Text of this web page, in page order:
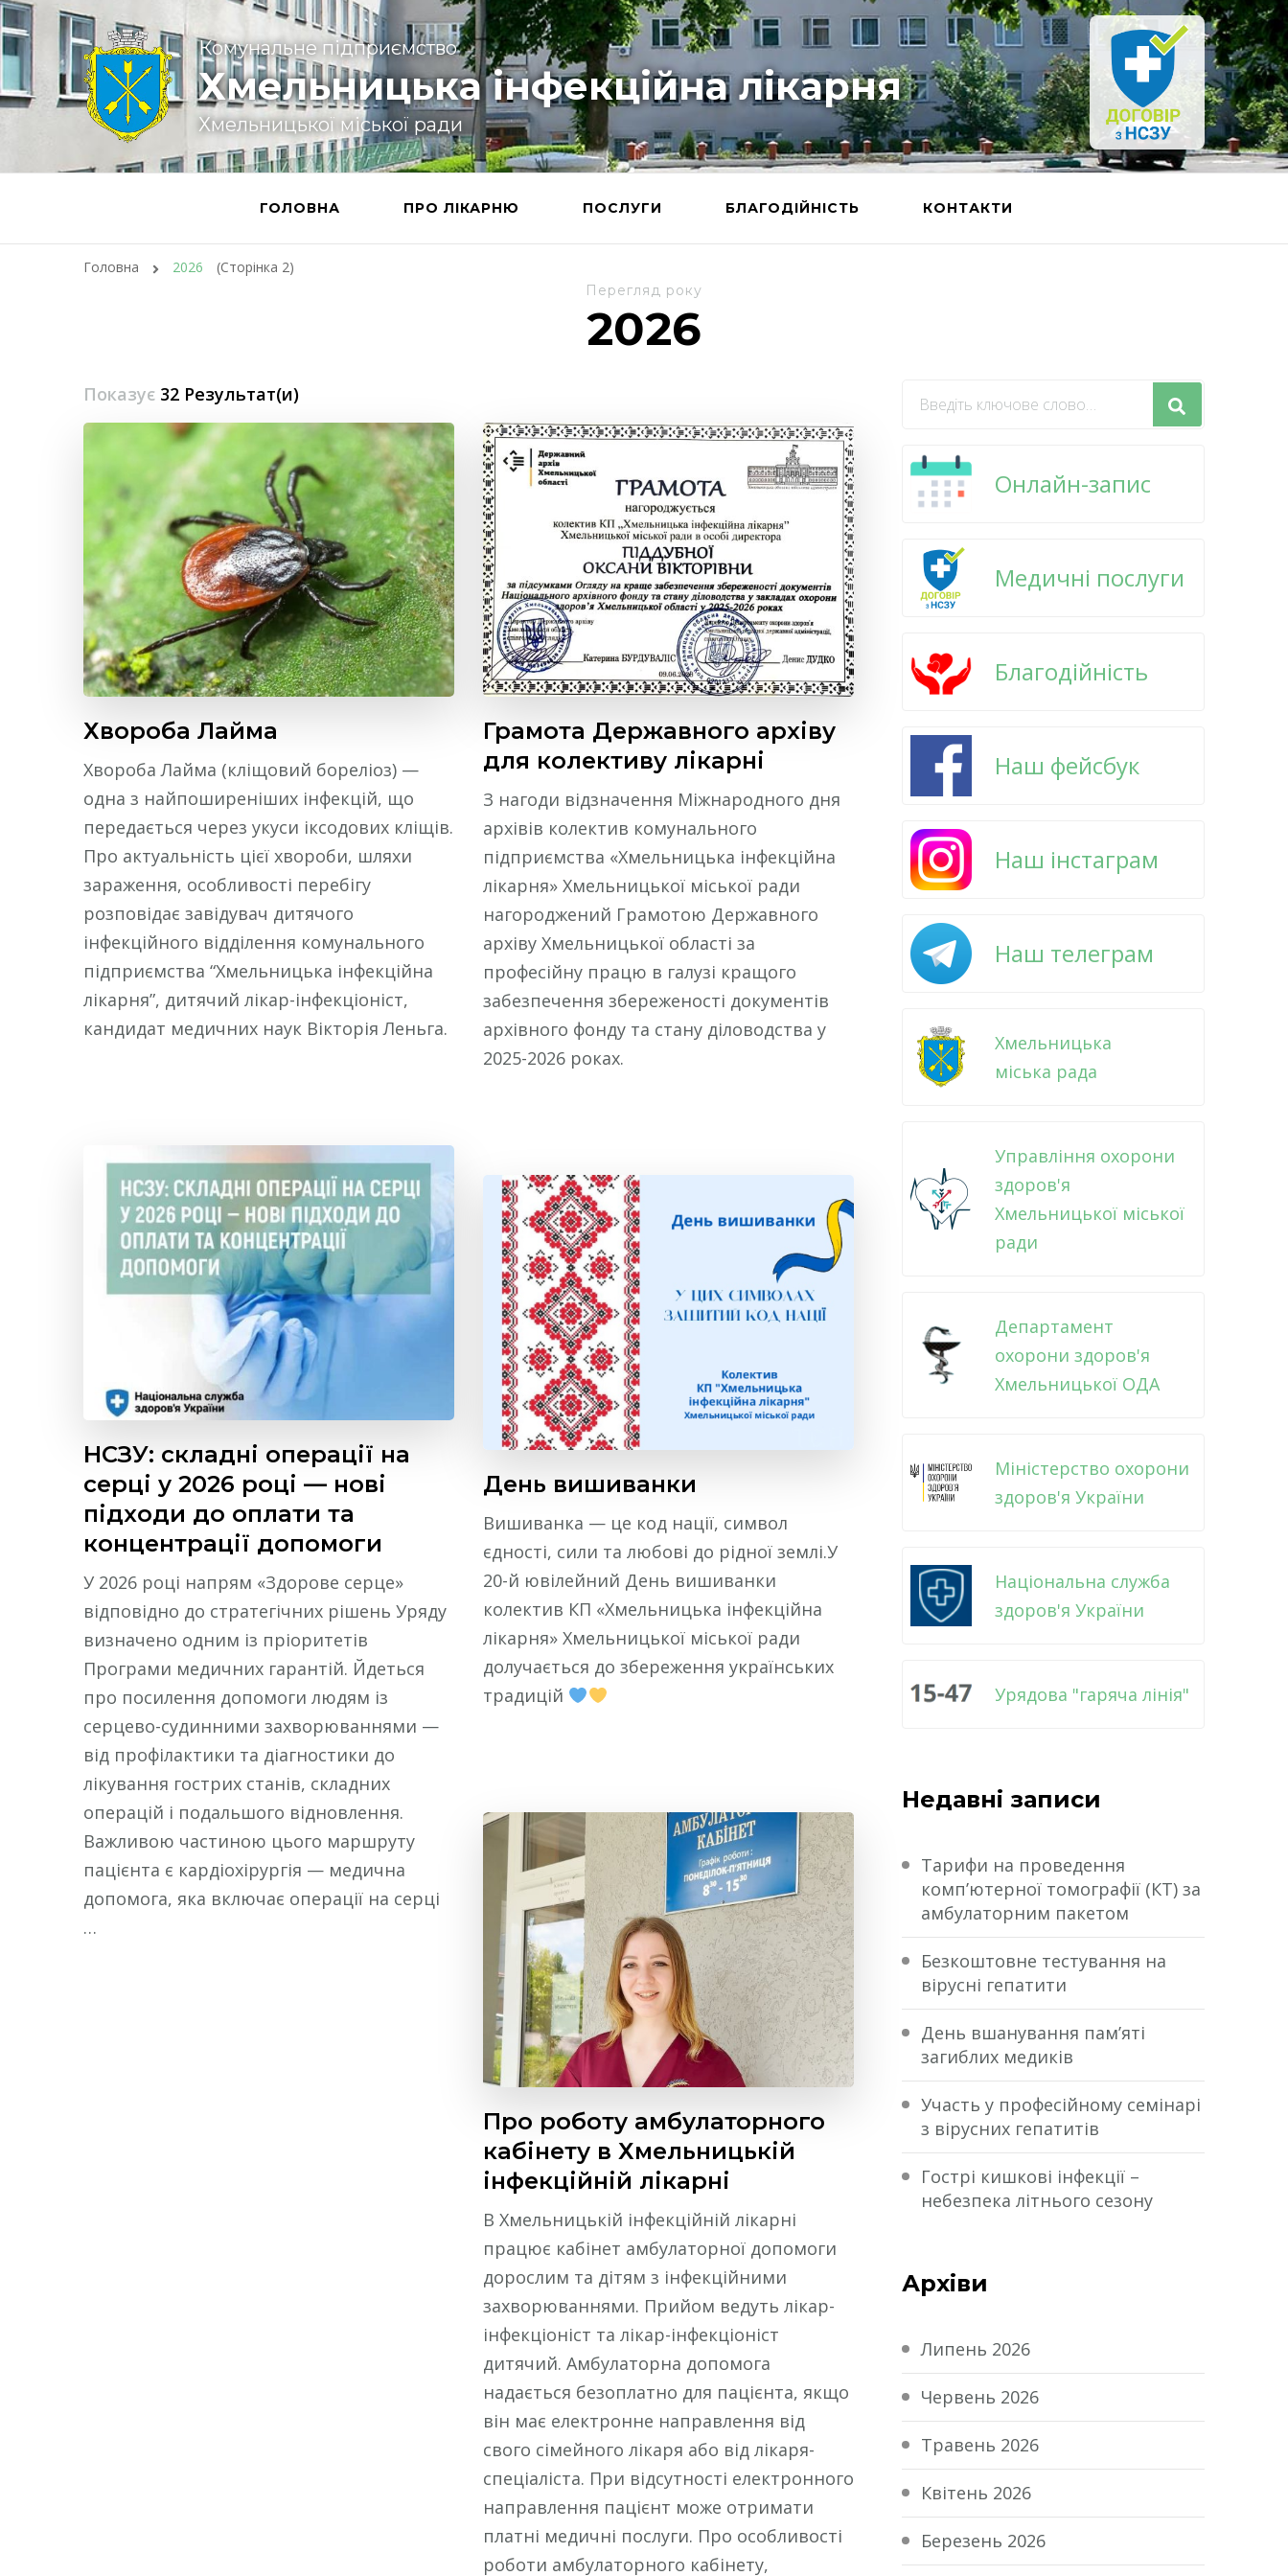
Комунальне підприємство
Хмельницька інфекційна лікарня
Хмельницької міської ради
ГОЛОВНА ПРО ЛІКАРНЮ ПОСЛУГИ БЛАГОДІЙНІСТЬ КОНТАКТИ
Головна 2026 (Сторінка 2)
Перегляд року
2026
Показує 32 Результат(и)
Хвороба Лайма
Хвороба Лайма (кліщовий бореліоз) —
одна з найпоширеніших інфекцій, що
передається через укуси іксодових кліщів.
Про актуальність цієї хвороби, шляхи
зараження, особливості перебігу
розповідає завідувач дитячого
інфекційного відділення комунального
підприємства “Хмельницька інфекційна
лікарня”, дитячий лікар-інфекціоніст,
кандидат медичних наук Вікторія Леньга.
Грамота Державного архіву
для колективу лікарні
З нагоди відзначення Міжнародного дня
архівів колектив комунального
підприємства «Хмельницька інфекційна
лікарня» Хмельницької міської ради
нагороджений Грамотою Державного
архіву Хмельницької області за
професійну працю в галузі кращого
забезпечення збереженості документів
архівного фонду та стану діловодства у
2025-2026 роках.
НСЗУ: складні операції на
серці у 2026 році — нові
підходи до оплати та
концентрації допомоги
У 2026 році напрям «Здорове серце»
відповідно до стратегічних рішень Уряду
визначено одним із пріоритетів
Програми медичних гарантій. Йдеться
про посилення допомоги людям із
серцево-судинними захворюваннями —
від профілактики та діагностики до
лікування гострих станів, складних
операцій і подальшого відновлення.
Важливою частиною цього маршруту
пацієнта є кардіохірургія — медична
допомога, яка включає операції на серці
…
День вишиванки
Вишиванка — це код нації, символ
єдності, сили та любові до рідної землі.У
20-й ювілейний День вишиванки
колектив КП «Хмельницька інфекційна
лікарня» Хмельницької міської ради
долучається до збереження українських
традицій
Про роботу амбулаторного
кабінету в Хмельницькій
інфекційній лікарні
В Хмельницькій інфекційній лікарні
працює кабінет амбулаторної допомоги
дорослим та дітям з інфекційними
захворюваннями. Прийом ведуть лікар-
інфекціоніст та лікар-інфекціоніст
дитячий. Амбулаторна допомога
надається безоплатно для пацієнта, якщо
він має електронне направлення від
свого сімейного лікаря або від лікаря-
спеціаліста. При відсутності електронного
направлення пацієнт може отримати
платні медичні послуги. Про особливості
роботи амбулаторного кабінету,
Шукаєте
Онлайн-запис
Медичні послуги
Благодійність
Наш фейсбук
Наш інстаграм
Наш телеграм
Хмельницька
міська рада
Управління охорони
здоров'я
Хмельницької міської
ради
Департамент
охорони здоров'я
Хмельницької ОДА
Міністерство охорони
здоров'я України
Національна служба
здоров'я України
Урядова "гаряча лінія"
Недавні записи
Тарифи на проведення
комп’ютерної томографії (КТ) за
амбулаторним пакетом
Безкоштовне тестування на
вірусні гепатити
День вшанування пам’яті
загиблих медиків
Участь у професійному семінарі
з вірусних гепатитів
Гострі кишкові інфекції –
небезпека літнього сезону
Архіви
Липень 2026
Червень 2026
Травень 2026
Квітень 2026
Березень 2026